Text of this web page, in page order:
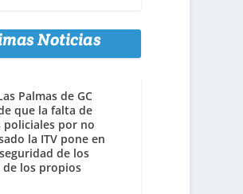
Noticias
Palmas de GC
que la falta de
policiales por no
la ITV pone en
de los
de los propios